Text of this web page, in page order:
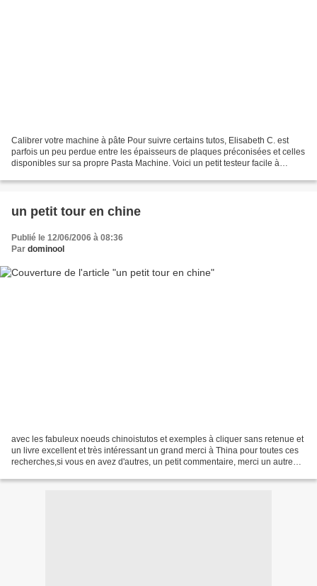
Calibrer votre machine à pâte Pour suivre certains tutos, Elisabeth C. est
parfois un peu perdue entre les épaisseurs de plaques préconisées et celles
disponibles sur sa propre Pasta Machine. Voici un petit testeur facile à
un petit tour en chine
Publié le 12/06/2006 à 08:36
Par dominool
avec les fabuleux noeuds chinoistutos et exemples à cliquer sans retenue et
un livre excellent et très intéressant un grand merci à Thina pour toutes ces
recherches,si vous en avez d'autres, un petit commentaire, merci un autre